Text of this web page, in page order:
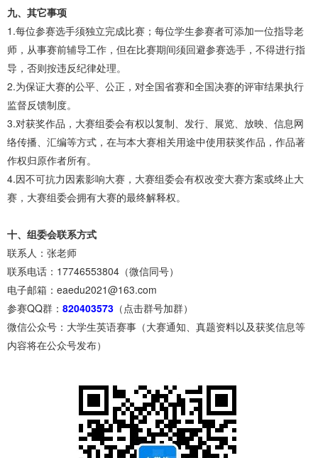
九、其它事项
1.每位参赛选手须独立完成比赛；每位学生参赛者可添加一位指导老
师，从事赛前辅导工作，但在比赛期间须回避参赛选手，不得进行指
导，否则按违反纪律处理。
2.为保证大赛的公平、公正，对全国省赛和全国决赛的评审结果执行
监督反馈制度。
3.对获奖作品，大赛组委会有权以复制、发行、展览、放映、信息网
络传播、汇编等方式，在与本大赛相关用途中使用获奖作品，作品著
作权归原作者所有。
4.因不可抗力因素影响大赛，大赛组委会有权改变大赛方案或终止大
赛，大赛组委会拥有大赛的最终解释权。
十、组委会联系方式
联系人：张老师
联系电话：17746553804（微信同号）
电子邮箱：eaedu2021@163.com
参赛QQ群： 820403573 （点击群号加群）
微信公众号：大学生英语赛事（大赛通知、真题资料以及获奖信息等
内容将在公众号发布）